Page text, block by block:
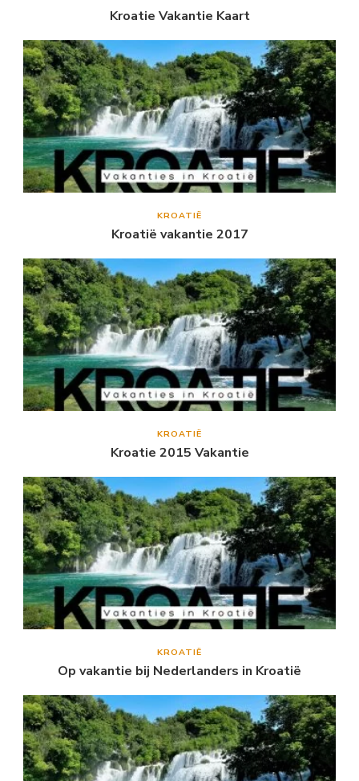
Kroatie Vakantie Kaart
KROATIË
Kroatië vakantie 2017
KROATIË
Kroatie 2015 Vakantie
KROATIË
Op vakantie bij Nederlanders in Kroatië